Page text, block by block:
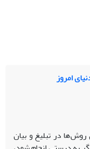
امروز
روش‌ها در تبلیغ و بیان